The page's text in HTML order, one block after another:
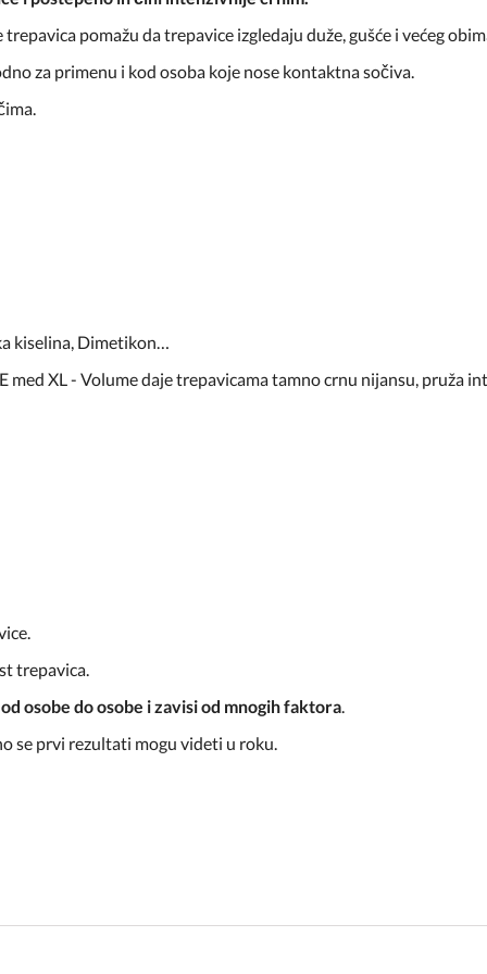
pomažu da trepavice izgledaju duže, gušće i većeg
za primenu i kod osoba koje nose kontaktna sočiva.
kiselina, Dimetikon…
XL - Volume daje trepavicama tamno crnu nijansu, pruža
trepavica.
osobe do osobe i zavisi od mnogih faktora.
se prvi rezultati mogu videti u roku.